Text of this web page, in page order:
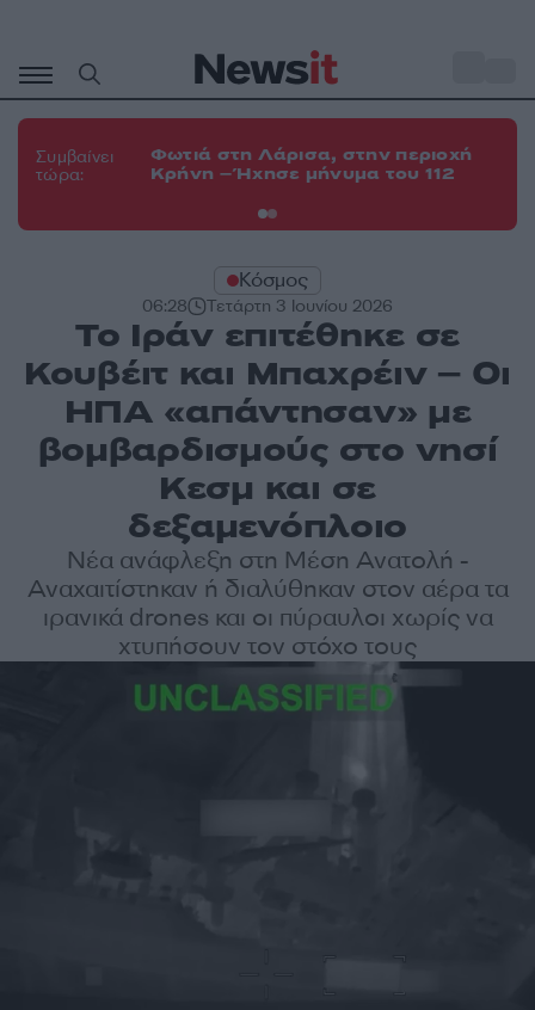
περιεχόμενο
Συμβαίνει
τώρα:
Φωτιά στη Λάρισα, στην περιοχή
Κρήνη – Ήχησε μήνυμα του 112
Κόσμος
06:28 Τετάρτη 3 Ιουνίου 2026
Το Ιράν επιτέθηκε σε
Κουβέιτ και Μπαχρέιν – Οι
ΗΠΑ «απάντησαν» με
βομβαρδισμούς στο νησί
Κεσμ και σε
δεξαμενόπλοιο
Νέα ανάφλεξη στη Μέση Ανατολή -
Αναχαιτίστηκαν ή διαλύθηκαν στον αέρα τα
ιρανικά drones και οι πύραυλοι χωρίς να
χτυπήσουν τον στόχο τους